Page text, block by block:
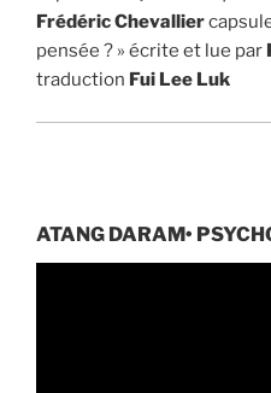
Frédéric Chevallier
pensée ? » écrite et lue par
traduction Fui Lee Luk
ATANG DARAM•